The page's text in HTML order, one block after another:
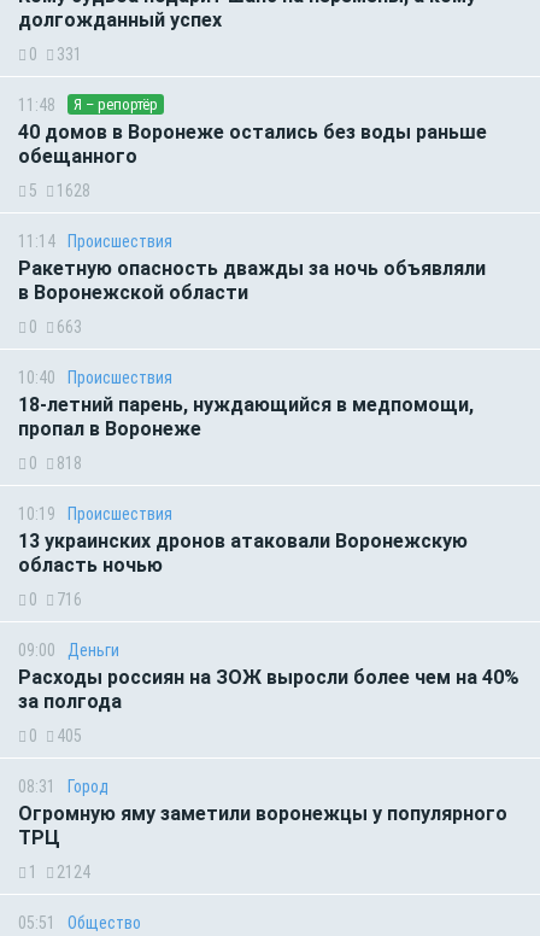
долгожданный успех
0 331
11:48 Я – репортёр
40 домов в Воронеже остались без воды раньше
обещанного
5 1628
11:14 Происшествия
Ракетную опасность дважды за ночь объявляли
в Воронежской области
0 663
10:40 Происшествия
18-летний парень, нуждающийся в медпомощи,
пропал в Воронеже
0 818
10:19 Происшествия
13 украинских дронов атаковали Воронежскую
область ночью
0 716
09:00 Деньги
Расходы россиян на ЗОЖ выросли более чем на 40%
за полгода
0 405
08:31 Город
Огромную яму заметили воронежцы у популярного
ТРЦ
1 2124
05:51 Общество